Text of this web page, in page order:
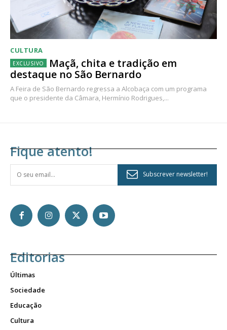
CULTURA
Maçã, chita e tradição em
destaque no São Bernardo
A Feira de São Bernardo regressa a Alcobaça com um programa
que o presidente da Câmara, Hermínio Rodrigues,...
Fique atento!
Subscrever newsletter!
Editorias
Últimas
Sociedade
Educação
Cultura